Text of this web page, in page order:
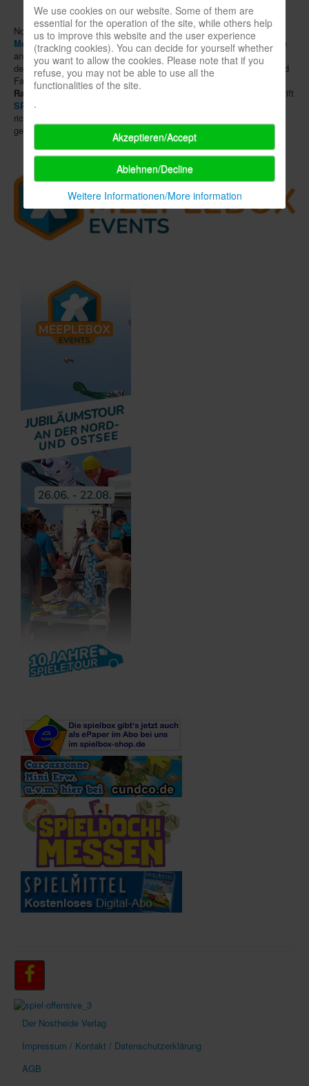
Noch ein paar Wochen dauert es, bis am 28.6. dieSpieletour von
Meeplebox Eventsstartet und wieder Urlaubende und Einheimische
an derNord- und Ostseezum Mitspielen anregt: Bis zum 16.8. hält
der Spielebus an beliebten Ferienorten, diesmal inklusive Kinder- und
Familienspielen der HerstellerHABA ,HeidelBÄR Games
RavensburgerundSmart Games
. Dabei ist zudem unsere Zeitschrift
SPIEL DOCH!
richtig liegt, kann eines von drei Spielepaketen im Wert von je 100 €
gewinnen.
Der Nostheide Verlag
Impressum / Kontakt / Datenschutzerklärung
AGB
We use cookies on our website. Some of them are
essential for the operation of the site, while others help
us to improve this website and the user experience
(tracking cookies). You can decide for yourself whether
you want to allow the cookies. Please note that if you
refuse, you may not be able to use all the
functionalities of the site.
.
Akzeptieren/Accept
Ablehnen/Decline
Weitere Informationen/More information